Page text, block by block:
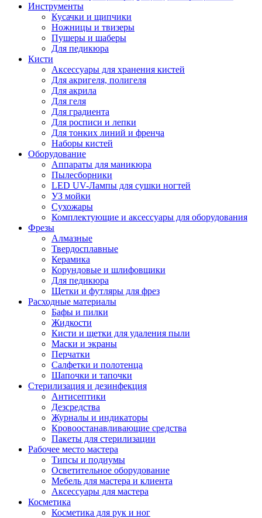
Инструменты
Кусачки и щипчики
Ножницы и твизеры
Пушеры и шаберы
Для педикюра
Кисти
Аксессуары для хранения кистей
Для акригеля, полигеля
Для акрила
Для геля
Для градиента
Для росписи и лепки
Для тонких линий и френча
Наборы кистей
Оборудование
Аппараты для маникюра
Пылесборники
LED UV-Лампы для сушки ногтей
УЗ мойки
Сухожары
Комплектующие и аксессуары для оборудования
Фрезы
Алмазные
Твердосплавные
Керамика
Корундовые и шлифовщики
Для педикюра
Щетки и футляры для фрез
Расходные материалы
Бафы и пилки
Жидкости
Кисти и щетки для удаления пыли
Маски и экраны
Перчатки
Салфетки и полотенца
Шапочки и тапочки
Стерилизация и дезинфекция
Антисептики
Дезсредства
Журналы и индикаторы
Кровоостанавливающие средства
Пакеты для стерилизации
Рабочее место мастера
Типсы и подиумы
Осветительное оборудование
Мебель для мастера и клиента
Аксессуары для мастера
Косметика
Косметика для рук и ног